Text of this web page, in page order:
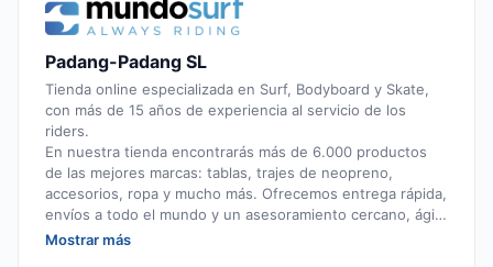
Padang-Padang SL
Tienda online especializada en Surf, Bodyboard y Skate,
con más de 15 años de experiencia al servicio de los
riders.
En nuestra tienda encontrarás más de 6.000 productos
de las mejores marcas: tablas, trajes de neopreno,
accesorios, ropa y mucho más. Ofrecemos entrega rápida,
envíos a todo el mundo y un asesoramiento cercano, ágil
y personalizado, realizado por surfistas expertos y
Mostrar más